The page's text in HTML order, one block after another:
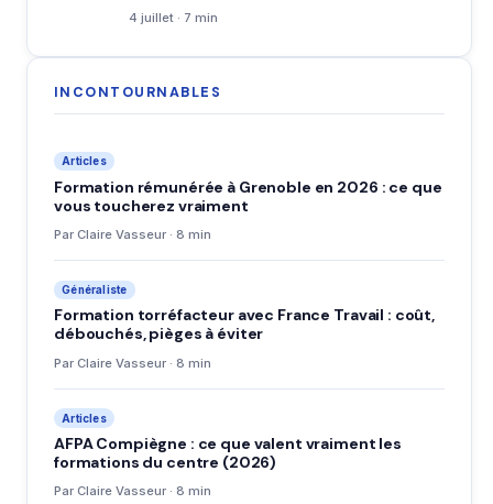
4 juillet · 7 min
INCONTOURNABLES
Articles
Formation rémunérée à Grenoble en 2026 : ce que
vous toucherez vraiment
Par Claire Vasseur · 8 min
Généraliste
Formation torréfacteur avec France Travail : coût,
débouchés, pièges à éviter
Par Claire Vasseur · 8 min
Articles
AFPA Compiègne : ce que valent vraiment les
formations du centre (2026)
Par Claire Vasseur · 8 min